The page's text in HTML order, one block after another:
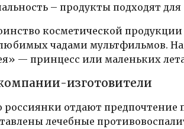
– продукты подходят для
косметической
чадами мультфильмов.
— принцесс или маленьких
изготовители
россиянки отдают
лечебные